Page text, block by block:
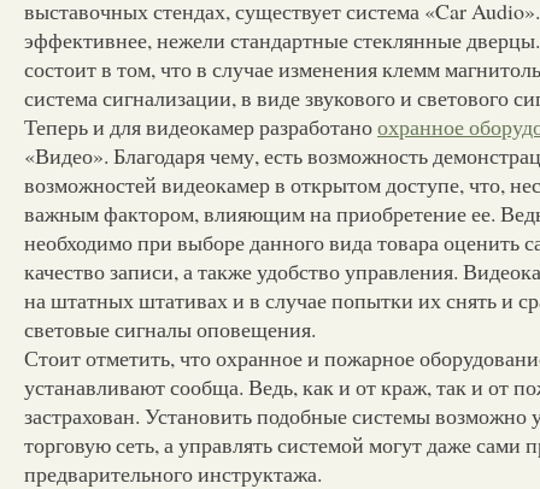
выставочных стендах, существует система «Car
эффективнее, нежели стандартные стеклянные
состоит в том, что в случае изменения клемм
система сигнализации, в виде звукового и светового
Теперь и для видеокамер разработаноохранное
«Видео». Благодаря чему, есть возможность
возможностей видеокамер в открытом доступе, что,
важным фактором, влияющим на приобретение ее.
необходимо при выборе данного вида товара оценить
качество записи, а также удобство управления.
на штатных штативах и в случае попытки их снять и
световые сигналы оповещения.
Стоит отметить, что охранное и пожарное
устанавливают сообща. Ведь, как и от краж, так и от
застрахован. Установить подобные системы возможно
торговую сеть, а управлять системой могут даже сами
предварительного инструктажа.